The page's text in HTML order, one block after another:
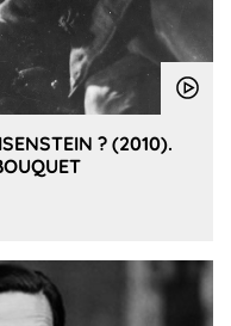
? (2010).